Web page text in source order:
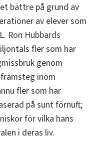
bättre på grund av
av elever som
L. Ron Hubbards
fler som har
genom
inom
fler som har
på sunt förnuft;
för vilka hans
i deras liv.